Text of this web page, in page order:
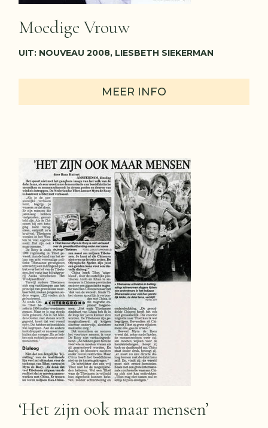
Moedige Vrouw
UIT: NOUVEAU 2008, LIESBETH SIEKERMAN
MEER INFO
‘Het zijn ook maar mensen’